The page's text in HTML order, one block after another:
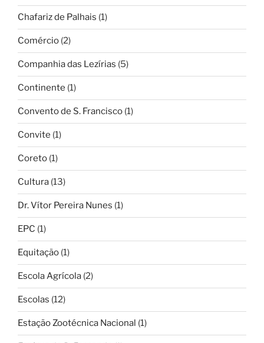
Chafariz de Palhais (1)
Comércio (2)
Companhia das Lezírias (5)
Continente (1)
Convento de S. Francisco (1)
Convite (1)
Coreto (1)
Cultura (13)
Dr. Vítor Pereira Nunes (1)
EPC (1)
Equitação (1)
Escola Agrícola (2)
Escolas (12)
Estação Zootécnica Nacional (1)